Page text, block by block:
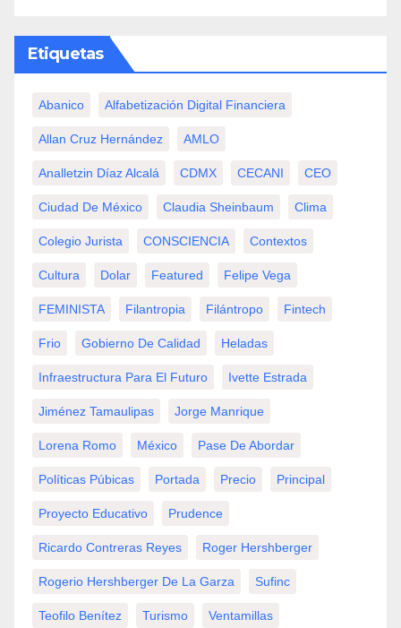
Etiquetas
Abanico Alfabetización Digital Financiera
Allan Cruz Hernández AMLO
Analletzin Díaz Alcalá CDMX CECANI CEO
Ciudad De México Claudia Sheinbaum Clima
Colegio Jurista CONSCIENCIA Contextos
Cultura Dolar Featured Felipe Vega
FEMINISTA Filantropia Filántropo Fintech
Frio Gobierno De Calidad Heladas
Infraestructura Para El Futuro Ivette Estrada
Jiménez Tamaulipas Jorge Manrique
Lorena Romo México Pase De Abordar
Políticas Púbicas Portada Precio Principal
Proyecto Educativo Prudence
Ricardo Contreras Reyes Roger Hershberger
Rogerio Hershberger De La Garza Sufinc
Teofilo Benítez Turismo Ventamillas